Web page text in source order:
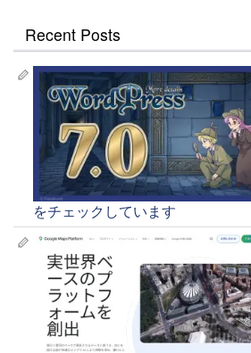
Recent Posts
をチェックしています